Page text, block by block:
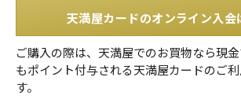
天満屋カードのオンライン入会
ご購入の際は、天満屋でのお買物なら現
もポイント付与される天満屋カードのご
す。